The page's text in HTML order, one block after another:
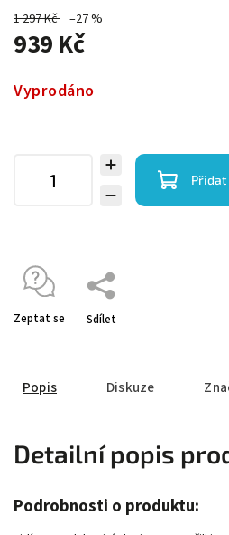
1 297 Kč –27 %
939 Kč
Vyprodáno
Přidat
Zeptat se Sdílet
Popis Diskuze
Detailní popis
Podrobnosti o produktu: